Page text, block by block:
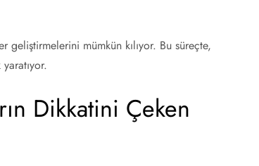
geliştirmelerini mümkün kılıyor. Bu süreçte,
Dikkatini Çeken